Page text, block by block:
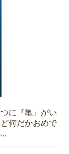
に『亀』がい
何だかおめで